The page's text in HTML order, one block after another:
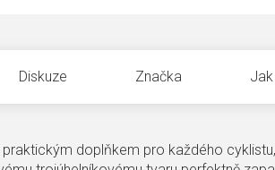
Diskuze Značka
praktickým doplňkem pro každého